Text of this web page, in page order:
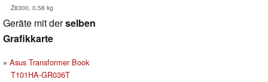
Z8300, 0.58 kg
Geräte mit derselben
Grafikkarte
Asus Transformer Book
T101HA-GR036T